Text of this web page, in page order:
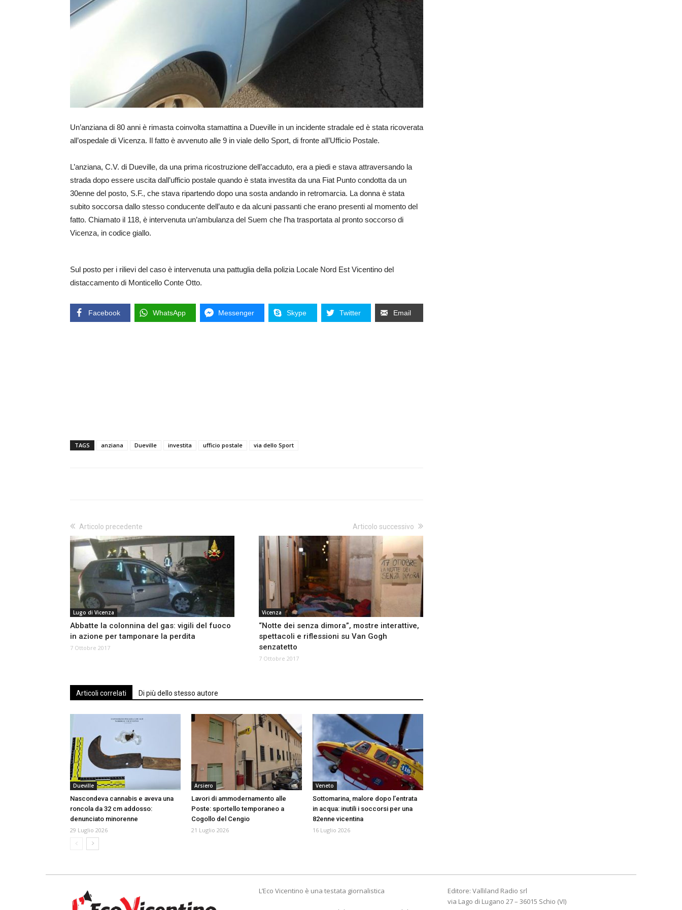
Un’anziana di 80 anni è rimasta coinvolta stamattina a Dueville in un incidente stradale ed è stata ricoverata
all’ospedale di Vicenza. Il fatto è avvenuto alle 9 in viale dello Sport, di fronte all’Ufficio Postale.
L’anziana, C.V. di Dueville, da una prima ricostruzione dell’accaduto, era a piedi e stava attraversando la
strada dopo essere uscita dall’ufficio postale quando è stata investita da una Fiat Punto condotta da un
30enne del posto, S.F., che stava ripartendo dopo una sosta andando in retromarcia. La donna è stata
subito soccorsa dallo stesso conducente dell’auto e da alcuni passanti che erano presenti al momento del
fatto. Chiamato il 118, è intervenuta un’ambulanza del Suem che l’ha trasportata al pronto soccorso di
Vicenza, in codice giallo.
Sul posto per i rilievi del caso è intervenuta una pattuglia della polizia Locale Nord Est Vicentino del
distaccamento di Monticello Conte Otto.
Facebook WhatsApp Messenger Skype Twitter Email
TAGS anziana Dueville investita ufficio postale via dello Sport
Articolo precedente
Lugo di Vicenza
Abbatte la colonnina del gas: vigili del fuoco
in azione per tamponare la perdita
7 Ottobre 2017
Articolo successivo
Vicenza
“Notte dei senza dimora”, mostre interattive,
spettacoli e riflessioni su Van Gogh
senzatetto
7 Ottobre 2017
Articoli correlati Di più dello stesso autore
Dueville
Nascondeva cannabis e aveva una
roncola da 32 cm addosso:
denunciato minorenne
29 Luglio 2026
Arsiero
Lavori di ammodernamento alle
Poste: sportello temporaneo a
Cogollo del Cengio
21 Luglio 2026
Veneto
Sottomarina, malore dopo l’entrata
in acqua: inutili i soccorsi per una
82enne vicentina
16 Luglio 2026
L’Eco Vicentino è una testata giornalistica
Editore: Valliland Radio srl
via Lago di Lugano 27 – 36015 Schio (VI)